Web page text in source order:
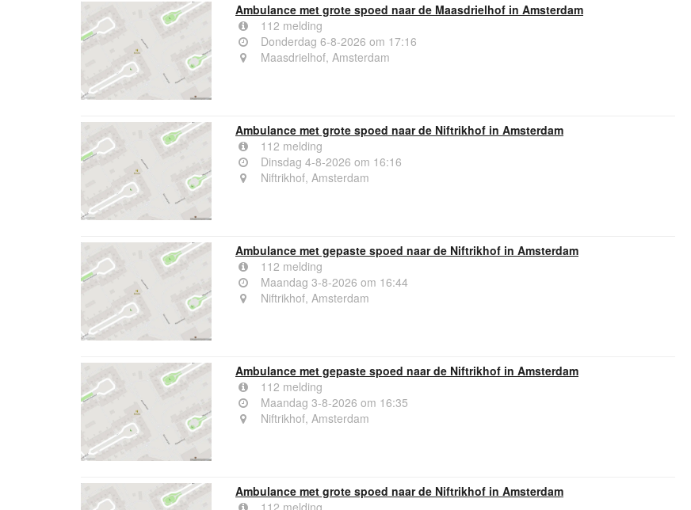
Ambulance met grote spoed naar de Maasdrielhof in Amsterdam
112 melding
Donderdag 6-8-2026 om 17:16
Maasdrielhof, Amsterdam
Ambulance met grote spoed naar de Niftrikhof in Amsterdam
112 melding
Dinsdag 4-8-2026 om 16:16
Niftrikhof, Amsterdam
Ambulance met gepaste spoed naar de Niftrikhof in Amsterdam
112 melding
Maandag 3-8-2026 om 16:44
Niftrikhof, Amsterdam
Ambulance met gepaste spoed naar de Niftrikhof in Amsterdam
112 melding
Maandag 3-8-2026 om 16:35
Niftrikhof, Amsterdam
Ambulance met grote spoed naar de Niftrikhof in Amsterdam
112 melding